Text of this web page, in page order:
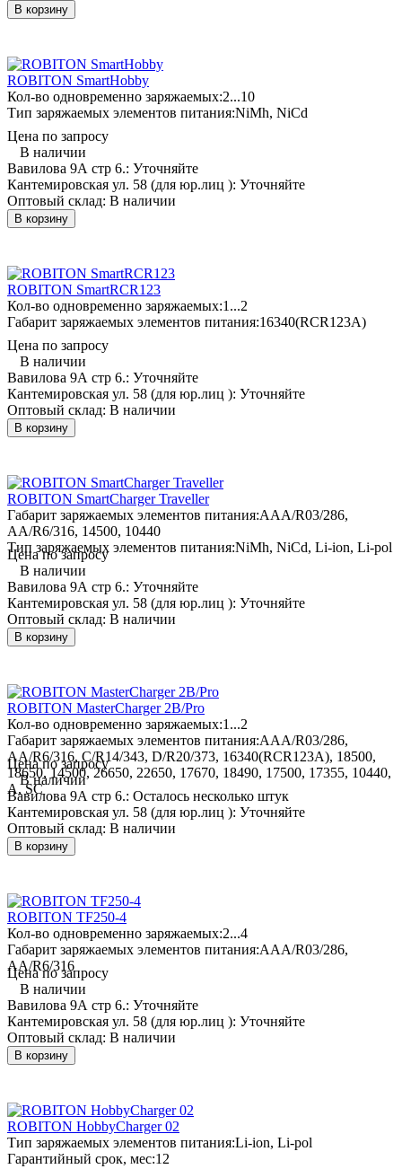
В корзину
ROBITON SmartHobby
Кол-во одновременно заряжаемых:2...10
Тип заряжаемых элементов питания:NiMh, NiCd
Цена по запросу
В наличии
Вавилова 9А стр 6.: Уточняйте
Кантемировская ул. 58 (для юр.лиц ): Уточняйте
Оптовый склад: В наличии
В корзину
ROBITON SmartRCR123
Кол-во одновременно заряжаемых:1...2
Габарит заряжаемых элементов питания:16340(RCR123A)
Цена по запросу
В наличии
Вавилова 9А стр 6.: Уточняйте
Кантемировская ул. 58 (для юр.лиц ): Уточняйте
Оптовый склад: В наличии
В корзину
ROBITON SmartCharger Traveller
Габарит заряжаемых элементов питания:AAA/R03/286,
AA/R6/316, 14500, 10440
Тип заряжаемых элементов питания:NiMh, NiCd, Li-ion, Li-pol
Цена по запросу
В наличии
Вавилова 9А стр 6.: Уточняйте
Кантемировская ул. 58 (для юр.лиц ): Уточняйте
Оптовый склад: В наличии
В корзину
ROBITON MasterCharger 2B/Pro
Кол-во одновременно заряжаемых:1...2
Габарит заряжаемых элементов питания:AAA/R03/286,
AA/R6/316, C/R14/343, D/R20/373, 16340(RCR123A), 18500,
18650, 14500, 26650, 22650, 17670, 18490, 17500, 17355, 10440,
A, SC
Цена по запросу
В наличии
Вавилова 9А стр 6.: Осталось несколько штук
Кантемировская ул. 58 (для юр.лиц ): Уточняйте
Оптовый склад: В наличии
В корзину
ROBITON TF250-4
Кол-во одновременно заряжаемых:2...4
Габарит заряжаемых элементов питания:AAA/R03/286,
AA/R6/316
Цена по запросу
В наличии
Вавилова 9А стр 6.: Уточняйте
Кантемировская ул. 58 (для юр.лиц ): Уточняйте
Оптовый склад: В наличии
В корзину
ROBITON HobbyCharger 02
Тип заряжаемых элементов питания:Li-ion, Li-pol
Гарантийный срок, мес:12